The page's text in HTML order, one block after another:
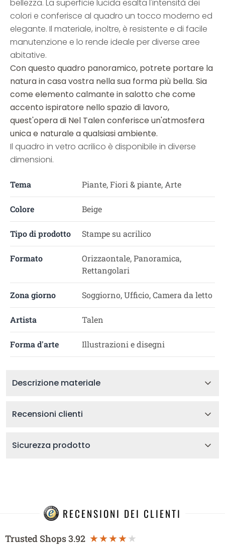
bellezza. La superficie lucida esalta l'intensità dei
colori e conferisce al quadro un tocco moderno ed
elegante. Il materiale, inoltre, è resistente e di facile
manutenzione e lo rende ideale per diverse aree
abitative.
Con questo quadro panoramico, potrete portare la
natura in casa vostra nella sua forma più bella. Sia
come elemento calmante in salotto che come
accento ispiratore nello spazio di lavoro,
quest'opera di Nel Talen conferisce un'atmosfera
unica e naturale a qualsiasi ambiente.
Il quadro in vetro acrilico è disponibile in diverse
dimensioni.
Tema Piante, Fiori & piante, Arte
Colore Beige
Tipo di prodotto Stampe su acrilico
Formato
Orizzaontale, Panoramica,
Rettangolari
Zona giorno Soggiorno, Ufficio, Camera da letto
Artista Talen
Forma d'arte Illustrazioni e disegni
Descrizione materiale
Recensioni clienti
Sicurezza prodotto
RECENSIONI DEI CLIENTI
Trusted Shops3.92